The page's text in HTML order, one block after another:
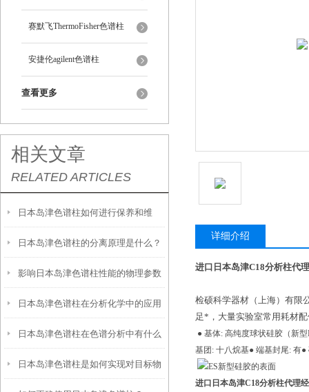
赛默飞ThermoFisher色谱柱
安捷伦agilent色谱柱
查看更多
相关文章
RELATED ARTICLES
日本岛津色谱柱如何进行保养和维
护？
日本岛津色谱柱的分离原理是什么？
影响日本岛津色谱柱性能的物理参数
是什么？又该如何保存？
日本岛津色谱柱在分析化学中的应用
日本岛津色谱柱在色谱分析中有什么
作用？
日本岛津色谱柱是如何实现对目标物
详细介绍
进口日本岛津C18分析柱代
检硕科学器材（上海）有限
足*，大量实验室常用耗材
● 基体: 高纯度球状硅胶（新型
基团: 十八烷基● 端基封尾: 有●
进口日本岛津C18分析柱代理